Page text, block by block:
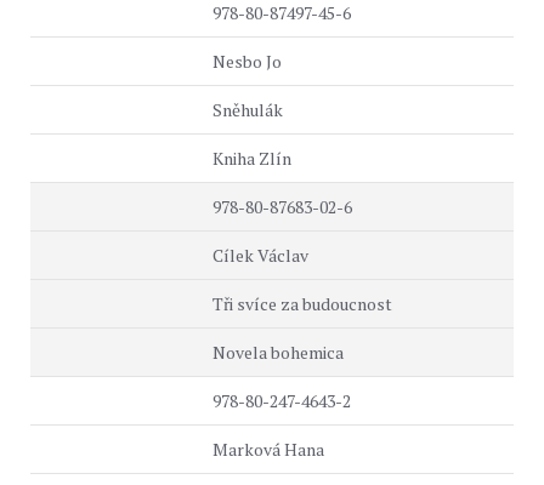
978-80-87497-45-6
Nesbo Jo
Sněhulák
Kniha Zlín
978-80-87683-02-6
Cílek Václav
Tři svíce za budoucnost
Novela bohemica
978-80-247-4643-2
Marková Hana